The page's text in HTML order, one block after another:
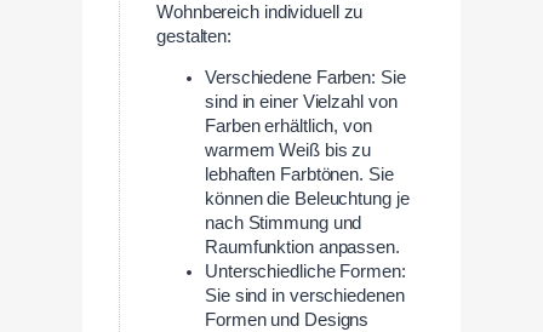
Wohnbereich individuell zu
gestalten:
Verschiedene Farben: Sie
sind in einer Vielzahl von
Farben erhältlich, von
warmem Weiß bis zu
lebhaften Farbtönen. Sie
können die Beleuchtung je
nach Stimmung und
Raumfunktion anpassen.
Unterschiedliche Formen:
Sie sind in verschiedenen
Formen und Designs